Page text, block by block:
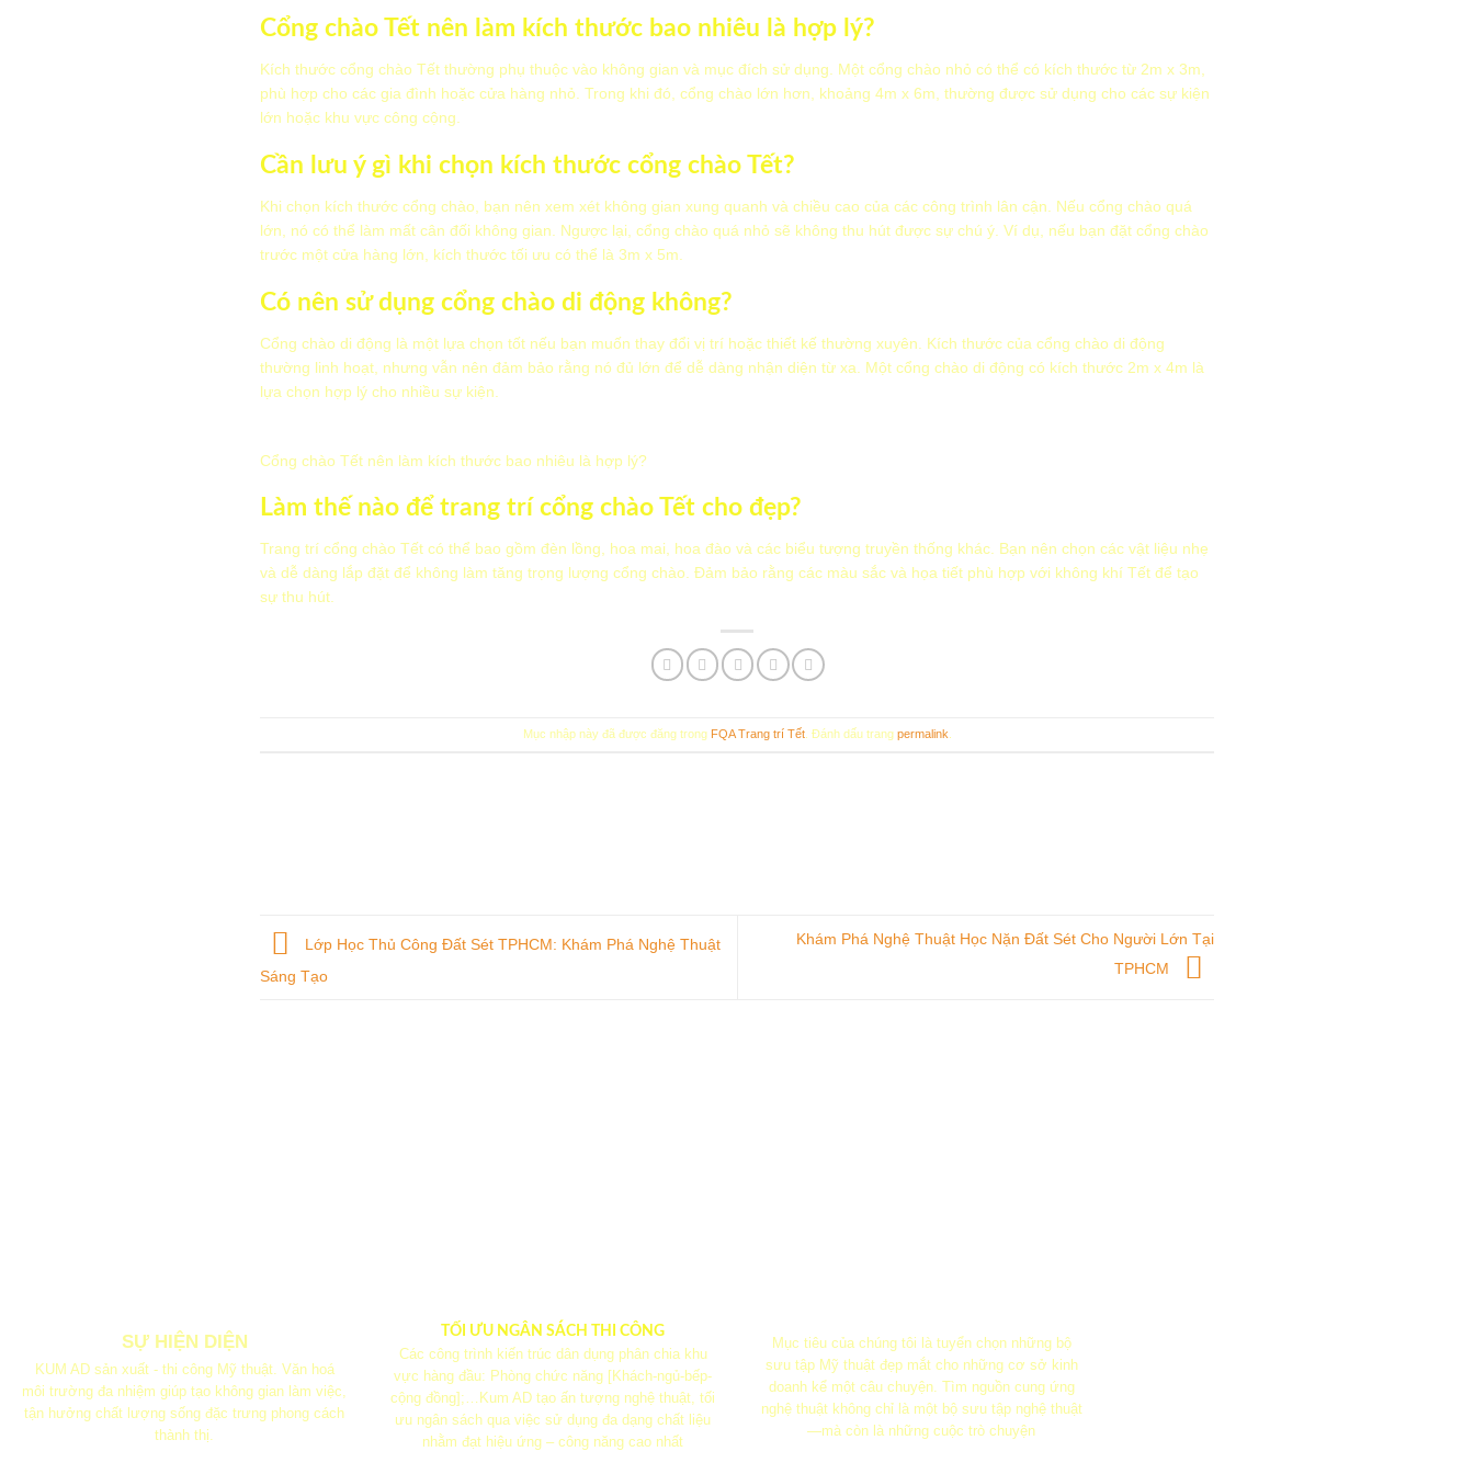
Cổng chào Tết nên làm kích thước bao nhiêu là hợp lý?
Kích thước cổng chào Tết thường phụ thuộc vào không gian và mục đích sử dụng. Một cổng chào nhỏ có thể có kích thước từ 2m x 3m,
phù hợp cho các gia đình hoặc cửa hàng nhỏ. Trong khi đó, cổng chào lớn hơn, khoảng 4m x 6m, thường được sử dụng cho các sự kiện
lớn hoặc khu vực công cộng.
Cần lưu ý gì khi chọn kích thước cổng chào Tết?
Khi chọn kích thước cổng chào, bạn nên xem xét không gian xung quanh và chiều cao của các công trình lân cận. Nếu cổng chào quá
lớn, nó có thể làm mất cân đối không gian. Ngược lại, cổng chào quá nhỏ sẽ không thu hút được sự chú ý. Ví dụ, nếu bạn đặt cổng chào
trước một cửa hàng lớn, kích thước tối ưu có thể là 3m x 5m.
Có nên sử dụng cổng chào di động không?
Cổng chào di động là một lựa chọn tốt nếu bạn muốn thay đổi vị trí hoặc thiết kế thường xuyên. Kích thước của cổng chào di động
thường linh hoạt, nhưng vẫn nên đảm bảo rằng nó đủ lớn để dễ dàng nhận diện từ xa. Một cổng chào di động có kích thước 2m x 4m là
lựa chọn hợp lý cho nhiều sự kiện.
Cổng chào Tết nên làm kích thước bao nhiêu là hợp lý?
Làm thế nào để trang trí cổng chào Tết cho đẹp?
Trang trí cổng chào Tết có thể bao gồm đèn lồng, hoa mai, hoa đào và các biểu tượng truyền thống khác. Bạn nên chọn các vật liệu nhẹ
và dễ dàng lắp đặt để không làm tăng trọng lượng cổng chào. Đảm bảo rằng các màu sắc và họa tiết phù hợp với không khí Tết để tạo
sự thu hút.
Mục nhập này đã được đăng trong FQA Trang trí Tết. Đánh dấu trang permalink
Lớp Học Thủ Công Đất Sét TPHCM: Khám Phá Nghệ Thuật
Sáng Tạo
Khám Phá Nghệ Thuật Học Nặn Đất Sét Cho Người Lớn Tại
TPHCM
SỰ HIỆN DIỆN
KUM AD sản xuất - thi công Mỹ thuật. Văn hoá
môi trường đa nhiệm giúp tạo không gian làm việc,
tận hưởng chất lượng sống đặc trưng phong cách
thành thị.
TỐI ƯU NGÂN SÁCH THI CÔNG
Các công trình kiến ​​trúc dân dụng phân chia khu
vực hàng đầu: Phòng chức năng [Khách-ngủ-bếp-
cộng đồng];…Kum AD tạo ấn tượng nghệ thuật, tối
ưu ngân sách qua việc sử dụng đa dạng chất liệu
nhằm đạt hiệu ứng – công năng cao nhất
Mục tiêu của chúng tôi là tuyển chọn những bộ
sưu tập Mỹ thuật đẹp mắt cho những cơ sở kinh
doanh kể một câu chuyện. Tìm nguồn cung ứng
nghệ thuật không chỉ là một bộ sưu tập nghệ thuật
—mà còn là những cuộc trò chuyện